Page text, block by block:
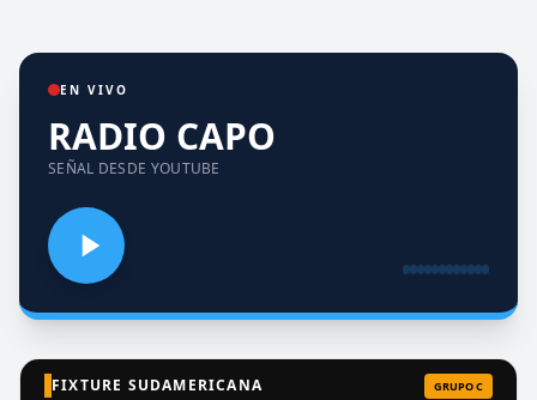
EN VIVO
RADIO CAPO
SEÑAL DESDE YOUTUBE
FIXTURE SUDAMERICANA GRUPO C